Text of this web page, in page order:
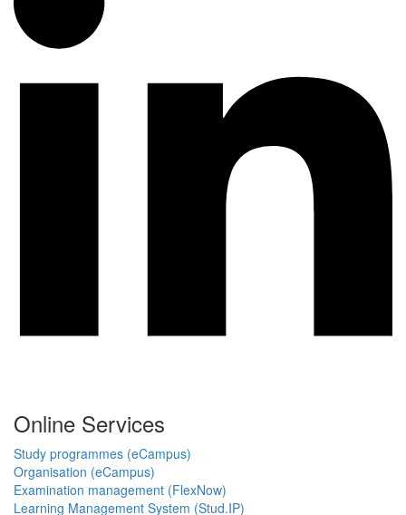
Online Services
Study programmes (eCampus)
Organisation (eCampus)
Examination management (FlexNow)
Learning Management System (Stud.IP)